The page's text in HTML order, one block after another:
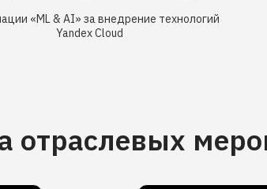
«ML & AI» за внедрение технологий
Yandex Cloud
отраслевых